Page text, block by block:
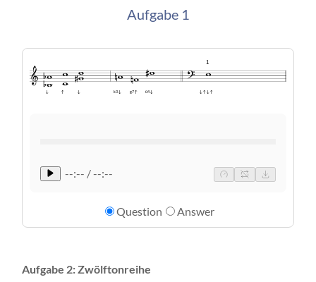
Aufgabe 1
↓ ↑ ↓ k3↓ g7↑ ü4↓ ↓↑↓↑
1
--:-- / --:--
Question Answer
Aufgabe 2: Zwölftonreihe